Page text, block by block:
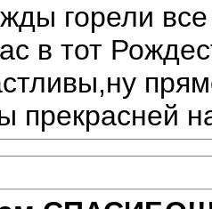
горели все
в тот
прекрасней